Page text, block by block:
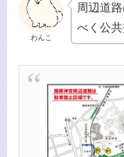
わんこ
周辺道
べく公